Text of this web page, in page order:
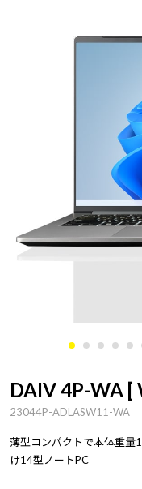
DAIV 4P-WA [
23044P-ADLASW11-WA
薄型コンパクトで本体重量
け14型ノートPC